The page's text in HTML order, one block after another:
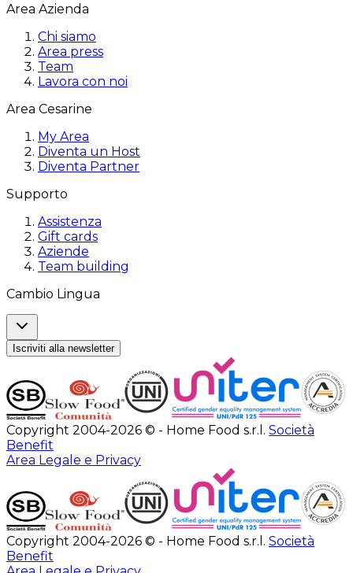
Area Azienda
Chi siamo
Area press
Team
Lavora con noi
Area Cesarine
My Area
Diventa un Host
Diventa Partner
Supporto
Assistenza
Gift cards
Aziende
Team building
Cambio Lingua
Iscriviti alla newsletter
Copyright 2004-2026 © - Home Food s.r.l. Società
Benefit
Area Legale e Privacy
Copyright 2004-2026 © - Home Food s.r.l. Società
Benefit